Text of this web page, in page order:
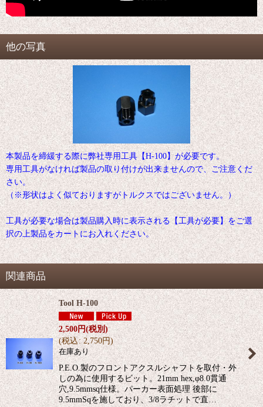
他の写真
本製品を締緩する際に弊社専用工具【H-100】が必要です。
専用工具がなければ製品の取り付けが出来ませんので、ご注意くだ
さい。
（※形状はよく似ておりますがトルクスではございません。）
工具が必要な場合は製品購入時に表示される【工具が必要】をご選
択の上製品をカートにお入れください。
関連商品
Tool H-100
2,500円(税別)
(税込: 2,750円)
在庫あり
P.E.O.製のフロントアクスルシャフトを取付・外
しの為に使用するビット。21mm hex,φ8.0貫通
穴,9.5mmsq仕様。パーカー表面処理 後部に
9.5mmSqを施しており、3/8ラチットで直…